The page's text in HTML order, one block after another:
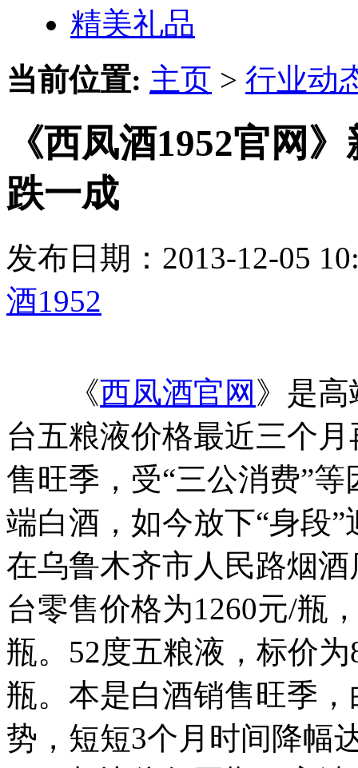
精美礼品
当前位置: 主页 > 行业动
《西凤酒1952官网
跌一成
发布日期：2013-12-05
酒1952
《西凤酒官网 》是
台五粮液价格最近三个
售旺季，受“三公消费”
端白酒，如今放下“身段
在乌鲁木齐市人民路烟
台零售价格为1260元/瓶
瓶。52度五粮液，标价
瓶。本是白酒销售旺季
势，短短3个月时间降幅